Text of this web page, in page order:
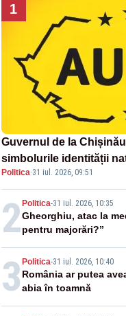
1
Guvernul de la
simbolurile identității
română nu se
română se
Politica·31 iul. 2026, 09:51
2 Politica-31 iul. 2026, 10:35
Gheorghiu, atac la
pentru majorări?”
3 Politica-31 iul. 2026, 10:40
România ar putea
abia în toamnă